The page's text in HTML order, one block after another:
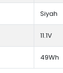
Siyah
11.1V
49Wh